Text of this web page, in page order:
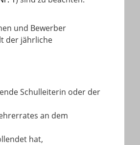
und Bewerber
der jährliche
Schulleiterin oder der
an dem
hat,